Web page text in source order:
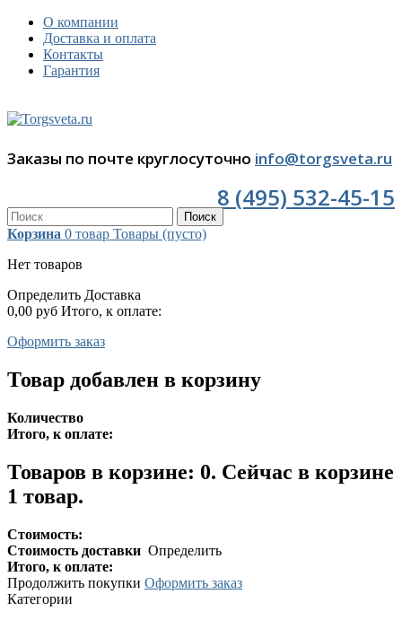
О компании
Доставка и оплата
Контакты
Гарантия
Заказы по почте круглосуточно info@torgsveta.ru
8 (495) 532-45-15
Поиск
Корзина 0 товар Товары (пусто)
Нет товаров
Определить Доставка
0,00 руб Итого, к оплате:
Оформить заказ
Товар добавлен в корзину
Количество
Итого, к оплате:
Товаров в корзине: 0. Сейчас в корзине
1 товар.
Стоимость:
Стоимость доставки Определить
Итого, к оплате:
Продолжить покупки Оформить заказ
Категории